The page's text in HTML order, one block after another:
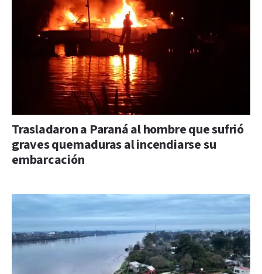
Trasladaron a Paraná al hombre que sufrió
graves quemaduras al incendiarse su
embarcación